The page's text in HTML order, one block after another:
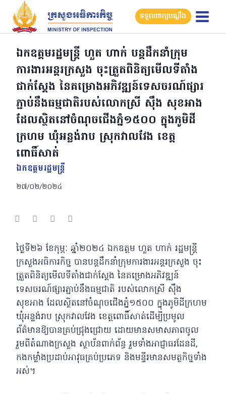
Skip
content
ទទួលពាក្យបណ្តឹង
ឯកឧត្តមរដ្ឋមន្រ្តី ហួត ហាក់ បន្តដឹកនាំក្រុម
ការងារអន្តរក្រសួង ចុះត្រួតពិនិត្យមើលទីតាំង
ជាក់ស្តែង នៃគម្រោងអភិវឌ្ឍន៍ទេសចរណ៍ផ្សារ
ភ្ជាប់នឹងធម្មជាតិរបស់លោកស្រី ស៊ឹង សុខអាង
ដែលស្ថិតនៅចំណុចជើងភ្នំ១៥០០ ក្នុងភូមិដី
ក្រហម ឃុំអន្លង់រាប ស្រុកវាលវែង ខេត្ត
ពោធិ៍សាត់
ឯកឧត្ដមរដ្ឋមន្ត្រី
២៧/០២/២០២៤
ថ្ងៃទី២៦ ខែកុម្ភៈ ឆ្នាំ២០២៤ ឯកឧត្តម ហួត ហាក់ រដ្ឋមន្ត្រី
ក្រសួងអធិការកិច្ច បានបន្តដឹកនាំក្រុមការងារអន្តរក្រសួង ចុះ
ត្រួតពិនិត្យមើលទីតាំងជាក់ស្តែង នៃគម្រោងអភិវឌ្ឍន៍
ទេសចរណ៍ផ្សារភ្ជាប់នឹងធម្មជាតិ របស់លោកស្រី ស៊ឹង
សុខអាងដែលស្ថិតនៅចំណុចជើងភ្នំ១៥០០ ក្នុងភូមិដីក្រហម
ឃុំអន្លង់រាប ស្រុកវាលវែង ខេត្តពោធិ៍សាត់ដើម្បីប្រមូល
ព័ត៌មានឱ្យបានគ្រប់ជ្រុងជ្រោយ ដោយមានសមាសភាពចូល
រួមពីតំណាងក្រសួង ស្ថាប័នពាក់ព័ន្ធ រួមទាំងអាជ្ញាធរដែនដី,
កងកម្លាំងប្រដាប់អាវុធគ្រប់ប្រភេទ និងមន្ទីរមានសមត្ថកិច្ចទាំង
អស់។